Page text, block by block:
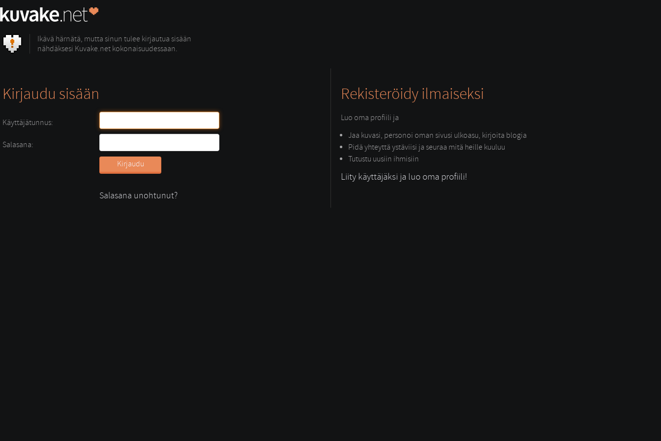
Ikävä härnätä, mutta sinun tulee kirjautua sisään
nähdäksesi Kuvake.net kokonaisuudessaan.
Kirjaudu sisään
Käyttäjätunnus:
Salasana:
Salasana unohtunut?
Rekisteröidy ilmaiseksi
Luo oma profiili ja
Jaa kuvasi, personoi oman sivusi ulkoasu, kirjoita blogia
Pidä yhteyttä ystäviisi ja seuraa mitä heille kuuluu
Tutustu uusiin ihmisiin
Liity käyttäjäksi ja luo oma profiili!